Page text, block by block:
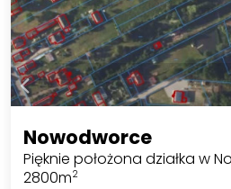
Nowodworce
Pięknie położona działka w
2800m2